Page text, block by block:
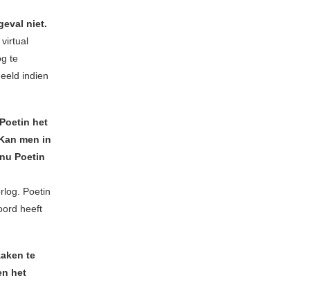
niet.
te
indien
het
men in
Poetin
Poetin
heeft
te
het